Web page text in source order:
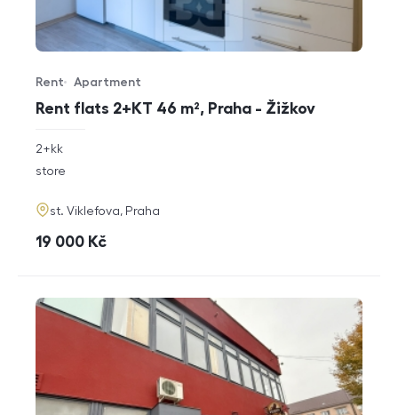
Rent flats 2+KT 46 m², Praha - Žižkov
Offer type
Rent
Property type
Apartment
rozměry
2+kk
funkce
store
adresa
st. Viklefova, Praha
cena
19 000 Kč